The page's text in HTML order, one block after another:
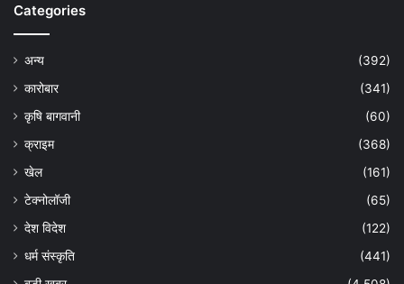
Categories
अन्य
(392)
कारोबार
(341)
कृषि बागवानी
(60)
क्राइम
(368)
खेल
(161)
टेक्नोलॉजी
(65)
देश विदेश
(122)
धर्म संस्कृति
(441)